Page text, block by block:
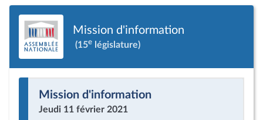
Mission d'information
(15e législature)
Mission d'information
Jeudi 11 février 2021